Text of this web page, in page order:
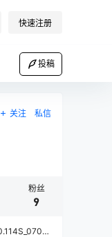
快速注册
投稿
关注 私信
粉丝
9